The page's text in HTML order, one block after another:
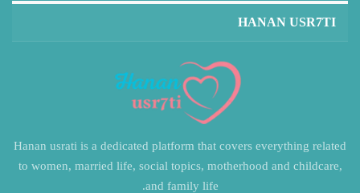
HANAN USR7TI
Hanan usrati is a dedicated platform that covers everything related
to women, married life, social topics, motherhood and childcare,
and family life.